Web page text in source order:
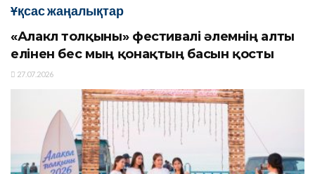
Ұқсас жаңалықтар
«Алакөл толқыны» фестивалі әлемнің алты
елінен бес мың қонақтың басын қосты
27.07.2026